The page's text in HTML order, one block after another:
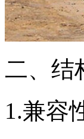
二、结
1.兼容